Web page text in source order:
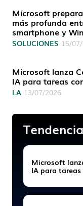
Microsoft
más profunda
smartphone y
SOLUCIONES 15/
Microsoft lanza
IA para tareas
I.A 13/07/2026
Microsoft
IA para